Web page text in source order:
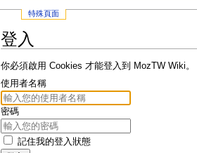
特殊頁面
登入
你必須啟用 Cookies 才能登入到 MozTW Wiki。
使用者名稱
密碼
記住我的登入狀態